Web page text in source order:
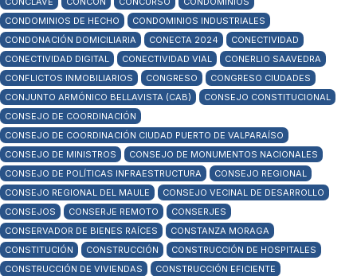
CONDOMINIOS DE HECHO
CONDOMINIOS INDUSTRIALES
CONDONACIÓN DOMICILIARIA
CONECTA 2024
CONECTIVIDAD
CONECTIVIDAD DIGITAL
CONECTIVIDAD VIAL
CONERLIO SAAVEDRA
CONFLICTOS INMOBILIARIOS
CONGRESO
CONGRESO CIUDADES
CONJUNTO ARMÓNICO BELLAVISTA (CAB)
CONSEJO CONSTITUCIONAL
CONSEJO DE COORDINACIÓN
CONSEJO DE COORDINACIÓN CIUDAD PUERTO DE VALPARAÍSO
CONSEJO DE MINISTROS
CONSEJO DE MONUMENTOS NACIONALES
CONSEJO DE POLÍTICAS INFRAESTRUCTURA
CONSEJO REGIONAL
CONSEJO REGIONAL DEL MAULE
CONSEJO VECINAL DE DESARROLLO
CONSEJOS
CONSERJE REMOTO
CONSERJES
CONSERVADOR DE BIENES RAÍCES
CONSTANZA MORAGA
CONSTITUCIÓN
CONSTRUCCIÓN
CONSTRUCCIÓN DE HOSPITALES
CONSTRUCCIÓN DE VIVIENDAS
CONSTRUCCIÓN EFICIENTE